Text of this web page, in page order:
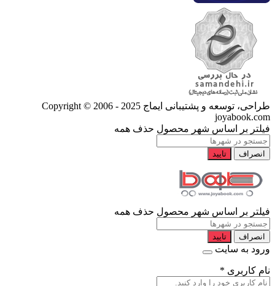
طراحی، توسعه و پشتیبانی ایماج Copyright © 2006 - 2025
joyabook.com
فیلتر بر اساس شهر محصول حذف همه
انصراف تایید
فیلتر بر اساس شهر محصول حذف همه
انصراف تایید
ورود به سایت
نام کاربری *